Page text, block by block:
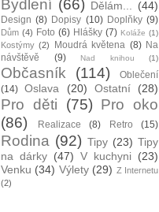
Bydlení (66) Dělám... (44)
Design (8) Dopisy (10) Doplňky (9)
Dům (4) Foto (6) Hlášky (7) Koláže (1)
Kostýmy (2) Moudrá květena (8) Na
návštěvě
(9) Nad knihou (1)
Občasník (114)
Oblečení
(14) Oslava (20) Ostatní (28)
Pro děti (75) Pro oko
(86)
Realizace (8) Retro (15)
Rodina (92) Tipy (23) Tipy
na dárky (47) V kuchyni (23)
Venku (34) Výlety (29) Z Internetu
(2)